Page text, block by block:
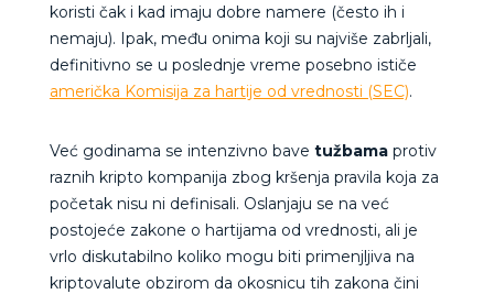
koristi čak i kad imaju dobre namere (često ih i
nemaju). Ipak, među onima koji su najviše zabrljali,
definitivno se u poslednje vreme posebno ističe
američka Komisija za hartije od vrednosti (SEC).
Već godinama se intenzivno bave tužbamaprotiv
raznih kripto kompanija zbog kršenja pravila koja za
početak nisu ni definisali. Oslanjaju se na već
postojeće zakone o hartijama od vrednosti, ali je
vrlo diskutabilno koliko mogu biti primenjljiva na
kriptovalute obzirom da okosnicu tih zakona čini